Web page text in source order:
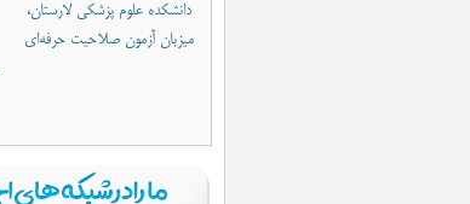
دانشکده علوم پزشکی لارستان،
میزبان آزمون صلاحیت حرفه‌ای